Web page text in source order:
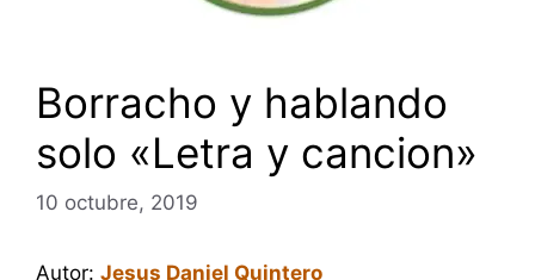
Borracho y hablando
solo «Letra y cancion»
10 octubre, 2019
Autor: Jesus Daniel Quintero